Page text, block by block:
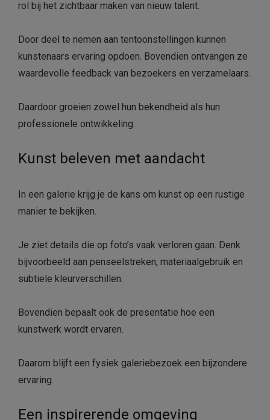
rol bij het zichtbaar maken van nieuw talent.
Door deel te nemen aan tentoonstellingen kunnen
kunstenaars ervaring opdoen. Bovendien ontvangen ze
waardevolle feedback van bezoekers en verzamelaars.
Daardoor groeien zowel hun bekendheid als hun
professionele ontwikkeling.
Kunst beleven met aandacht
In een galerie krijg je de kans om kunst op een rustige
manier te bekijken.
Je ziet details die op foto’s vaak verloren gaan. Denk
bijvoorbeeld aan penseelstreken, materiaalgebruik en
subtiele kleurverschillen.
Bovendien bepaalt ook de presentatie hoe een
kunstwerk wordt ervaren.
Daarom blijft een fysiek galeriebezoek een bijzondere
ervaring.
Een inspirerende omgeving